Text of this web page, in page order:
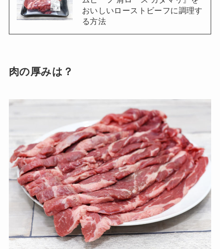
おいしいローストビーフに調理す
る方法
肉の厚みは？